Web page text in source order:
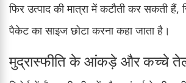
फिर उत्पाद की मात्रा में कटौती कर सकती
पैकेट का साइज छोटा करना कहा जाता है।
मुद्रास्फीति के आंकड़े और कच्चे